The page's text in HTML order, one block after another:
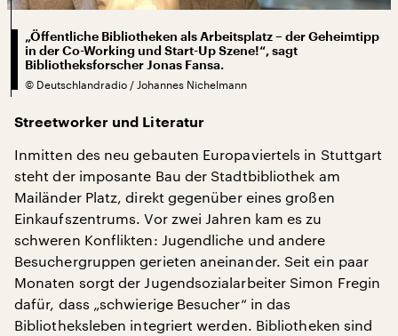
„Öffentliche Bibliotheken als Arbeitsplatz – der Geheimtipp
in der Co-Working und Start-Up Szene!“, sagt
Bibliotheksforscher Jonas Fansa.
© Deutschlandradio / Johannes Nichelmann
Streetworker und Literatur
Inmitten des neu gebauten Europaviertels in Stuttgart
steht der imposante Bau der Stadtbibliothek am
Mailänder Platz, direkt gegenüber eines großen
Einkaufszentrums. Vor zwei Jahren kam es zu
schweren Konflikten: Jugendliche und andere
Besuchergruppen gerieten aneinander. Seit ein paar
Monaten sorgt der Jugendsozialarbeiter Simon Fregin
dafür, dass „schwierige Besucher“ in das
Bibliotheksleben integriert werden. Bibliotheken sind